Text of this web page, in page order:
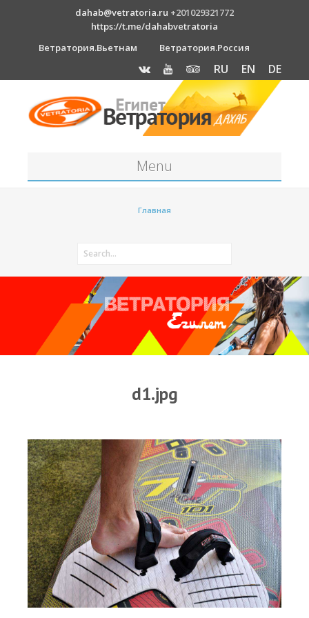
dahab@vetratoria.ru +201029321772
https://t.me/dahabvetratoria
Ветратория.Вьетнам
Ветратория.Россия
RU EN DE
Menu
Как к нам добраться?
Отель Canion
Прогноз погоды
Оборудование
Виртуальный тур Ганет Синай
Дахаб
ВиндСерфКидс
Новости
Медиа
Медиа архив
Фотки
Главная
d1.jpg